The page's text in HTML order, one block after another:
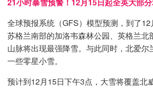
全球预报系统（GFS）模型预测，到了12
苏格兰南部的加洛韦森林公园、英格兰北
山脉将出现最强降雪。与此同时，北爱尔
一些零星小雪。
预计到12月15日下午3点，大雪将覆盖北